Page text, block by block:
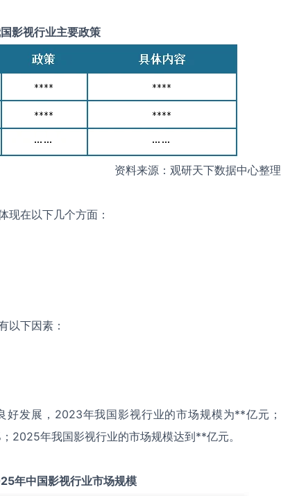
影视行业主要政策
资料来源：观研天下数据中心整理
现在以下几个方面：
以下因素：
好发展，2023年我国影视行业的市场规模为**亿元；
2025年我国影视行业的市场规模达到**亿元。
年中国影视行业市场规模